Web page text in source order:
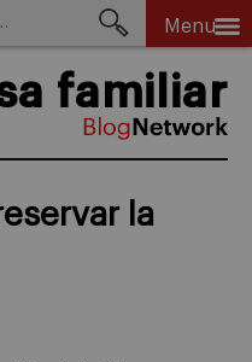
Menu
familiar
la